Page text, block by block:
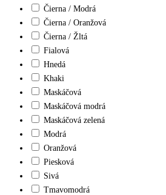
Čierna / Modrá
Čierna / Oranžová
Čierna / Žltá
Fialová
Hnedá
Khaki
Maskáčová
Maskáčová modrá
Maskáčová zelená
Modrá
Oranžová
Piesková
Sivá
Tmavomodrá